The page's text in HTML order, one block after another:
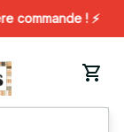
commande ! ⚡️